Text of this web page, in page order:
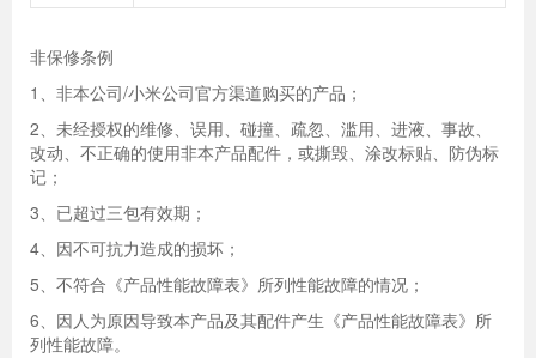
非保修条例
1、非本公司/小米公司官方渠道购买的产品；
2、未经授权的维修、误用、碰撞、疏忽、滥用、进液、事故、
改动、不正确的使用非本产品配件，或撕毁、涂改标贴、防伪标
记；
3、已超过三包有效期；
4、因不可抗力造成的损坏；
5、不符合《产品性能故障表》所列性能故障的情况；
6、因人为原因导致本产品及其配件产生《产品性能故障表》所
列性能故障。